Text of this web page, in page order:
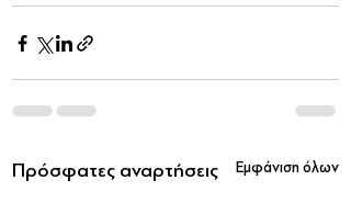
Πρόσφατες αναρτήσεις Εμφάνιση όλων